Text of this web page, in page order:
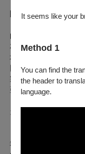
It seems like your
Method 1
You can find the
the header to
language.
團前往日本東京國際
的精神，於周筱倩老
友，製作《島嶼歌韻》
場聯合音樂會。我們相
同團隊的能量，可以
製作我們邀集了曾與
亞特愛樂合唱團
天生歌手
我們的合唱精神，也將